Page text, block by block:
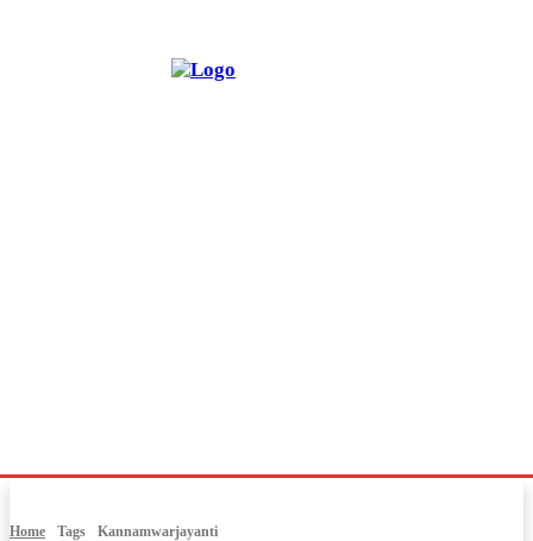
Home Tags Kannamwarjayanti